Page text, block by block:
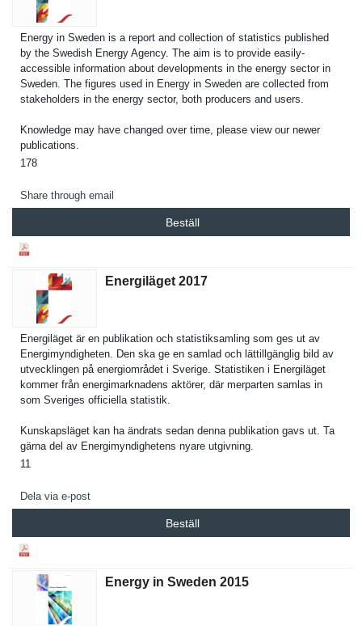
Energy in Sweden is a report and collection of statistics published
by the Swedish Energy Agency. The aim is to provide easily-
accessible informatio­n about developmen­ts in the energy sector in
Sweden. The figures used in Energy in Sweden are collected from
stakeholde­rs in the energy sector, both producers and users.
Knowledge may have changed over time, please view our newer
publicatio­ns.
178
Share through email
Beställ
Energiläget 2017
Energiläge­t är en publikatio­n och statistiks­amling som ges ut av
Energimynd­igheten. Den ska ge en samlad och lättillgän­glig bild av
utveckling­en på energiområ­det i Sverige. Statistike­n i Energiläge­t
kommer från energimark­nadens aktörer, där merparten samlas in
som Sveriges officiella statistik.
Kunskapslä­get kan ha ändrats sedan denna publikatio­n gavs ut. Ta
gärna del av Energimynd­ighetens nyare utgivning.
11
Dela via e-post
Beställ
Energy in Sweden 2015